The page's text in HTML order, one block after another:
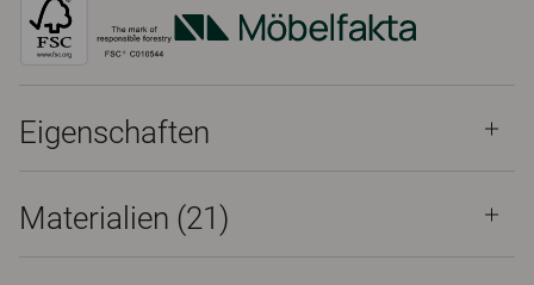
Eigenschaften
Materialien (21)